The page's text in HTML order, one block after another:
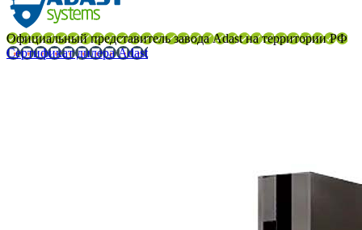
Официальный представитель завода Adast на территории РФ
Сертификат дилера Adast